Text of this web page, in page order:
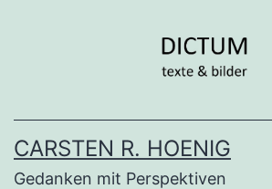
CARSTEN R. HOENIG
Gedanken mit Perspektiven